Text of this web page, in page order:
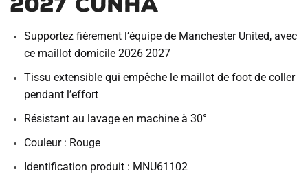
Supportez fièrement l’équipe de Manchester United, avec
ce maillot domicile 2026 2027
Tissu extensible qui empêche le maillot de foot de coller
pendant l’effort
Résistant au lavage en machine à 30°
Couleur : Rouge
Identification produit : MNU61102